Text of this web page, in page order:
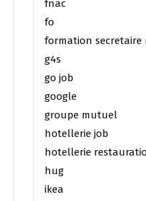
fnac
fo
formation secretaire
g4s
go job
google
groupe mutuel
hotellerie job
hotellerie
hug
ikea